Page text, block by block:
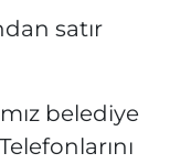
satır
belediye